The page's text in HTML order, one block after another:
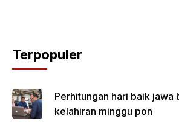
Terpopuler
Perhitungan hari baik jawa
kelahiran minggu pon